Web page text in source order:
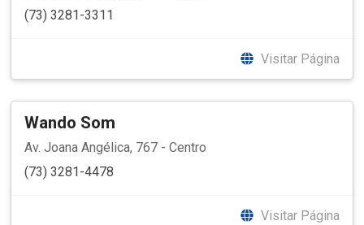
(73) 3281-3311
Visitar Página
Wando Som
Av. Joana Angélica, 767 - Centro
(73) 3281-4478
Visitar Página